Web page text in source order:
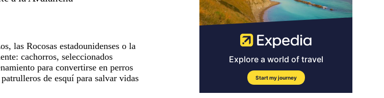
las Rocosas estadounidenses o la
cachorros, seleccionados
para convertirse en perros
de esquí para salvar vidas